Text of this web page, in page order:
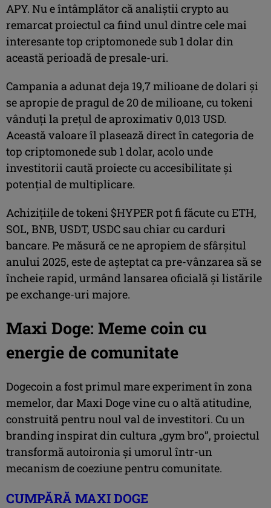
APY. Nu e întâmplător că analiștii crypto au
remarcat proiectul ca fiind unul dintre cele mai
interesante top criptomonede sub 1 dolar din
această perioadă de presale-uri.
Campania a adunat deja 19,7 milioane de dolari și
se apropie de pragul de 20 de milioane, cu tokeni
vânduți la prețul de aproximativ 0,013 USD.
Această valoare îl plasează direct în categoria de
top criptomonede sub 1 dolar, acolo unde
investitorii caută proiecte cu accesibilitate și
potențial de multiplicare.
Achizițiile de tokeni $HYPER pot fi făcute cu ETH,
SOL, BNB, USDT, USDC sau chiar cu carduri
bancare. Pe măsură ce ne apropiem de sfârșitul
anului 2025, este de așteptat ca pre-vânzarea să se
încheie rapid, urmând lansarea oficială și listările
pe exchange-uri majore.
Maxi Doge: Meme coin cu
energie de comunitate
Dogecoin a fost primul mare experiment în zona
memelor, dar Maxi Doge vine cu o altă atitudine,
construită pentru noul val de investitori. Cu un
branding inspirat din cultura „gym bro”, proiectul
transformă autoironia și umorul într-un
mecanism de coeziune pentru comunitate.
CUMPĂRĂ MAXI DOGE